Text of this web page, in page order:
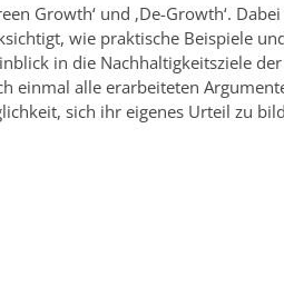
Growth‘ und ‚De-Growth‘.
wie praktische Beispiele
in die Nachhaltigkeitsziele
einmal alle erarbeiteten
sich ihr eigenes Urteil zu